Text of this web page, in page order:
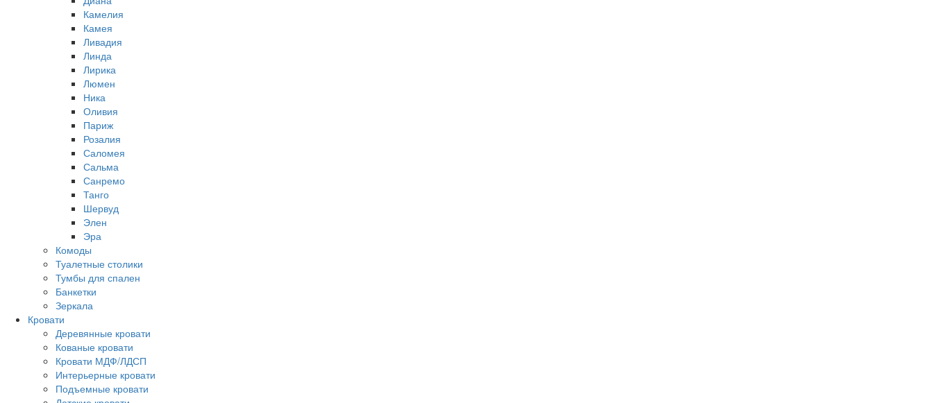
Камелия
Камея
Ливадия
Линда
Лирика
Люмен
Ника
Оливия
Париж
Розалия
Саломея
Сальма
Санремо
Танго
Шервуд
Элен
Эра
Комоды
Туалетные столики
Тумбы для спален
Банкетки
Зеркала
Кровати
Деревянные кровати
Кованые кровати
Кровати МДФ/ЛДСП
Интерьерные кровати
Подъемные кровати